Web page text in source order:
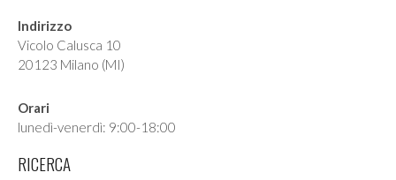
Indirizzo
Vicolo Calusca 10
20123 Milano (MI)
Orari
lunedì-venerdì: 9:00-18:00
RICERCA